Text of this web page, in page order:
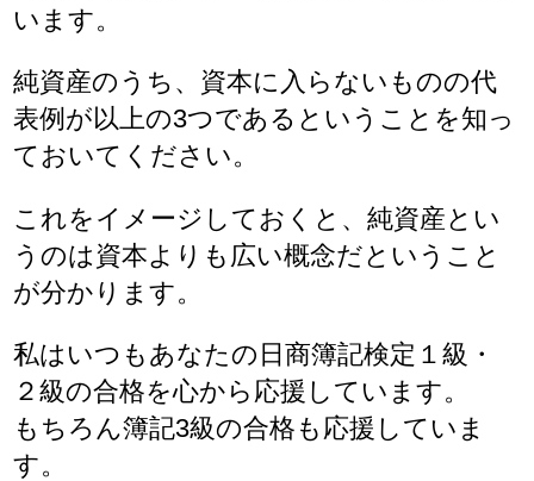
います。
純資産のうち、資本に入らないものの代
表例が以上の3つであるということを知っ
ておいてください。
これをイメージしておくと、純資産とい
うのは資本よりも広い概念だということ
が分かります。
私はいつもあなたの日商簿記検定１級・
２級の合格を心から応援しています。
もちろん簿記3級の合格も応援していま
す。